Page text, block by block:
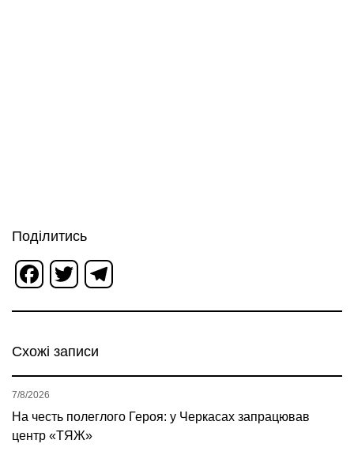
Поділитись
Facebook
Twitter
Схожі записи
На честь полеглого Героя: у Черкасах запрацював
центр «ТЯЖ»
7/8/2026